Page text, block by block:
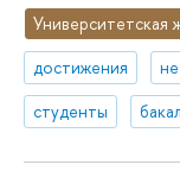
Университетская
достижения
студенты